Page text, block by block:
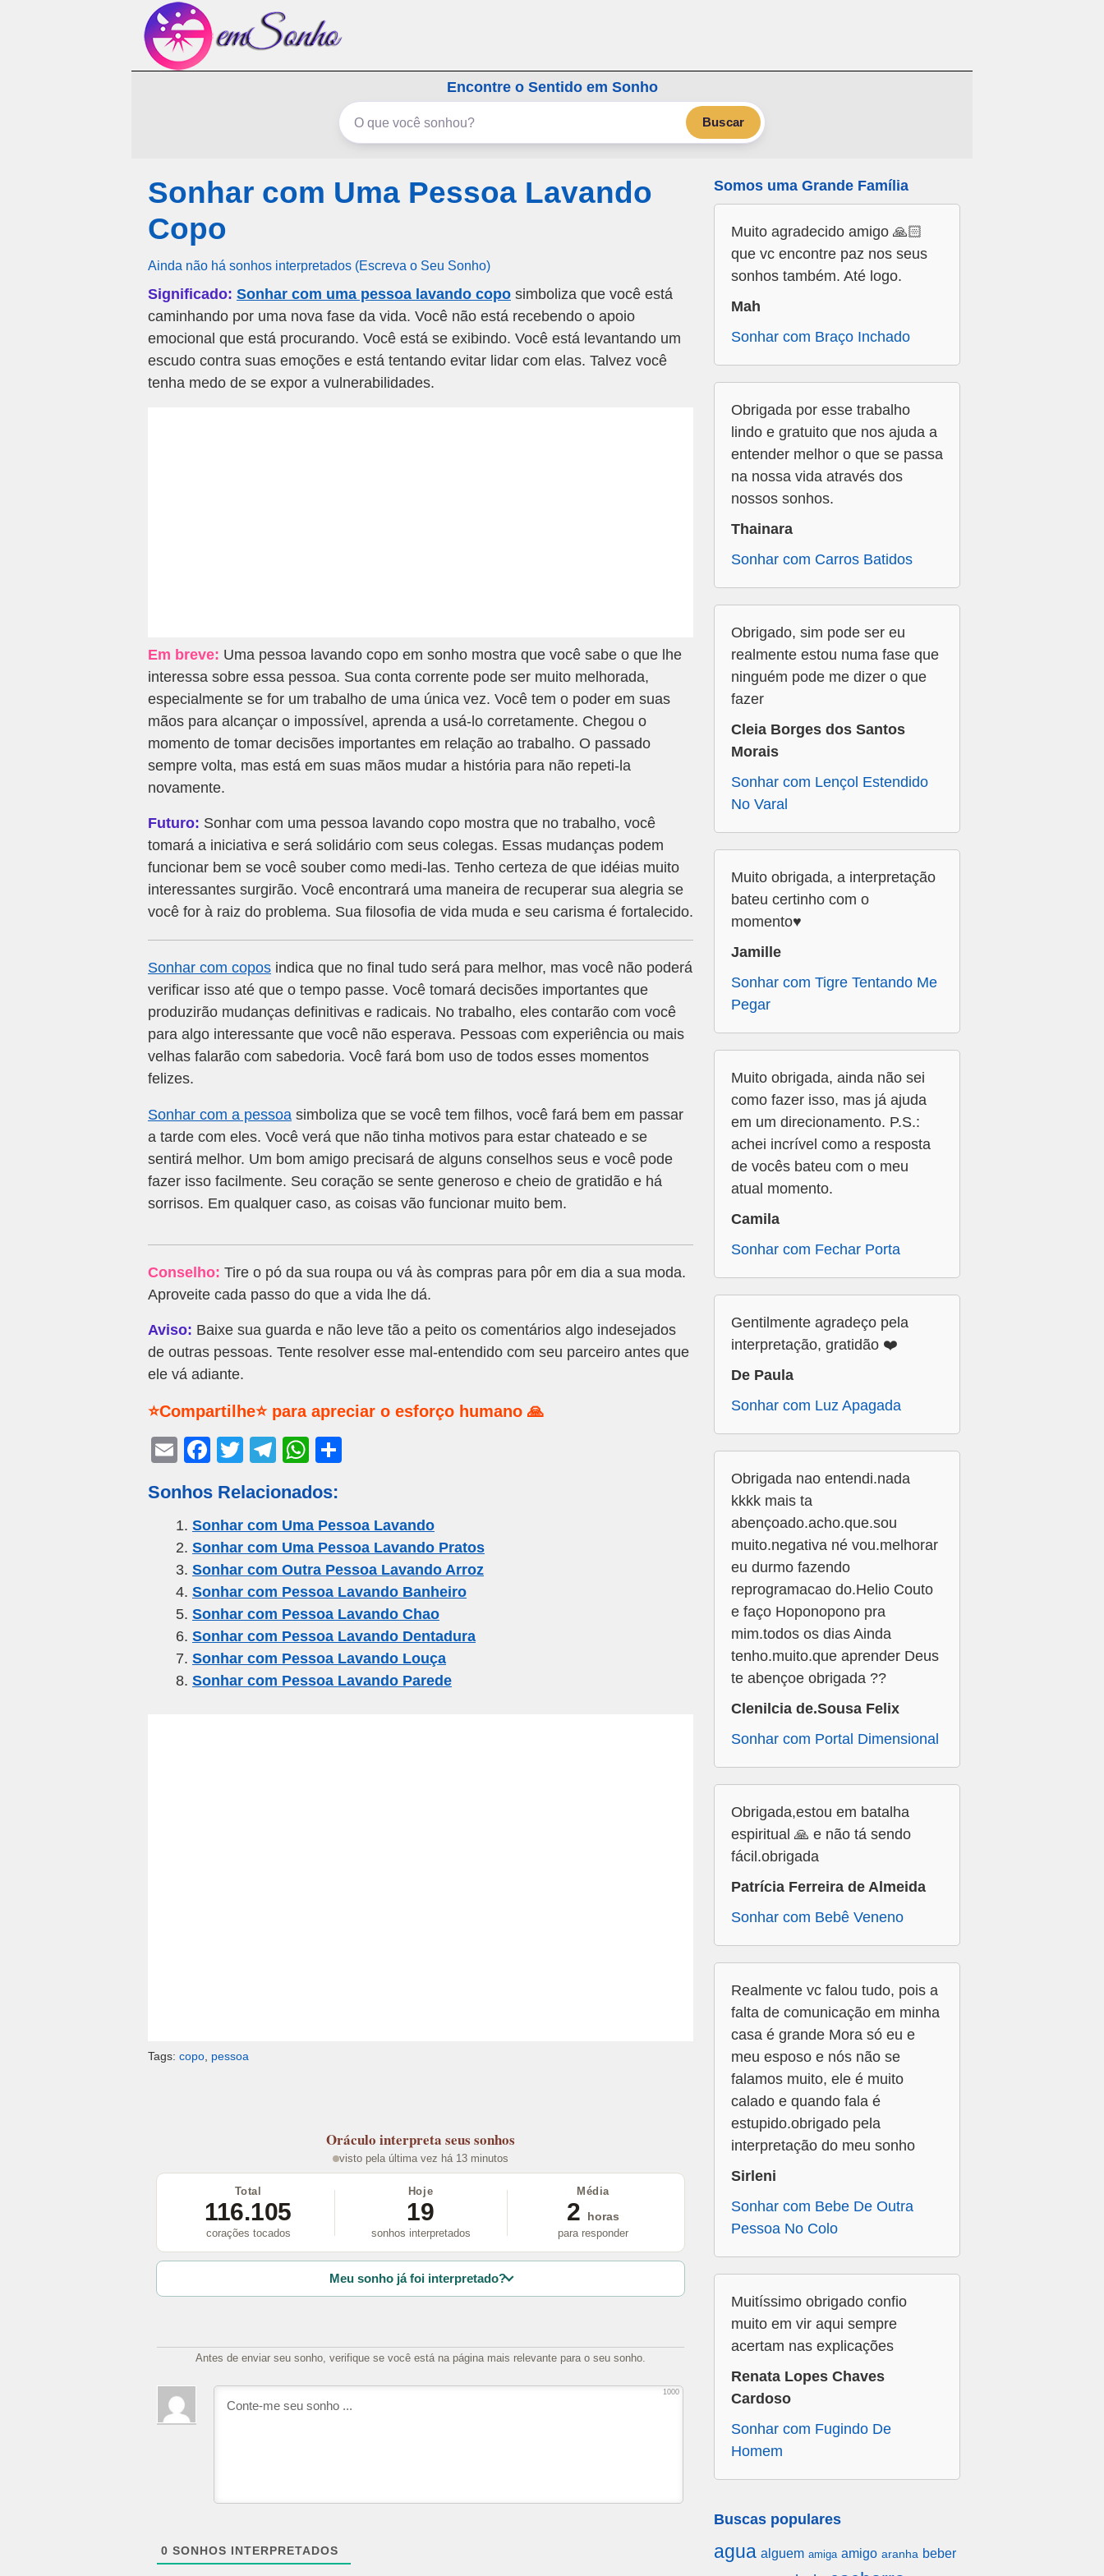
Encontre o Sentido em Sonho
Buscar
Sonhar com Uma Pessoa Lavando
Copo
Ainda não há sonhos interpretados (Escreva o Seu Sonho)
Significado: Sonhar com uma pessoa lavando copo simboliza que você está
caminhando por uma nova fase da vida. Você não está recebendo o apoio
emocional que está procurando. Você está se exibindo. Você está levantando um
escudo contra suas emoções e está tentando evitar lidar com elas. Talvez você
tenha medo de se expor a vulnerabilidades.
Em breve: Uma pessoa lavando copo em sonho mostra que você sabe o que lhe
interessa sobre essa pessoa. Sua conta corrente pode ser muito melhorada,
especialmente se for um trabalho de uma única vez. Você tem o poder em suas
mãos para alcançar o impossível, aprenda a usá-lo corretamente. Chegou o
momento de tomar decisões importantes em relação ao trabalho. O passado
sempre volta, mas está em suas mãos mudar a história para não repeti-la
novamente.
Futuro: Sonhar com uma pessoa lavando copo mostra que no trabalho, você
tomará a iniciativa e será solidário com seus colegas. Essas mudanças podem
funcionar bem se você souber como medi-las. Tenho certeza de que idéias muito
interessantes surgirão. Você encontrará uma maneira de recuperar sua alegria se
você for à raiz do problema. Sua filosofia de vida muda e seu carisma é fortalecido.
Sonhar com copos indica que no final tudo será para melhor, mas você não poderá
verificar isso até que o tempo passe. Você tomará decisões importantes que
produzirão mudanças definitivas e radicais. No trabalho, eles contarão com você
para algo interessante que você não esperava. Pessoas com experiência ou mais
velhas falarão com sabedoria. Você fará bom uso de todos esses momentos
felizes.
Sonhar com a pessoa simboliza que se você tem filhos, você fará bem em passar
a tarde com eles. Você verá que não tinha motivos para estar chateado e se
sentirá melhor. Um bom amigo precisará de alguns conselhos seus e você pode
fazer isso facilmente. Seu coração se sente generoso e cheio de gratidão e há
sorrisos. Em qualquer caso, as coisas vão funcionar muito bem.
Conselho: Tire o pó da sua roupa ou vá às compras para pôr em dia a sua moda.
Aproveite cada passo do que a vida lhe dá.
Aviso: Baixe sua guarda e não leve tão a peito os comentários algo indesejados
de outras pessoas. Tente resolver esse mal-entendido com seu parceiro antes que
ele vá adiante.
⭐Compartilhe⭐ para apreciar o esforço humano 🙏
E
ail
F
c
e
b
o
o
k
T
tt
er
T
e
gr
a
m
W
at
s
A
p
p
e
Sonhos Relacionados:
Sonhar com Uma Pessoa Lavando
Sonhar com Uma Pessoa Lavando Pratos
Sonhar com Outra Pessoa Lavando Arroz
Sonhar com Pessoa Lavando Banheiro
Sonhar com Pessoa Lavando Chao
Sonhar com Pessoa Lavando Dentadura
Sonhar com Pessoa Lavando Louça
Sonhar com Pessoa Lavando Parede
Tags: copo pessoa
Oráculo interpreta seus sonhos
visto pela última vez há 13 minutos
Total
116.105
corações tocados
Hoje
19
sonhos interpretados
Média
2
horas
para responder
Meu sonho já foi interpretado?
Antes de enviar seu sonho, verifique se você está na página mais relevante para o seu sonho.
1000
0 SONHOS INTERPRETADOS
Somos uma Grande Família
Muito agradecido amigo 🙏🏻
que vc encontre paz nos seus
sonhos também. Até logo.
Mah
Sonhar com Braço Inchado
Obrigada por esse trabalho
lindo e gratuito que nos ajuda a
entender melhor o que se passa
na nossa vida através dos
nossos sonhos.
Thainara
Sonhar com Carros Batidos
Obrigado, sim pode ser eu
realmente estou numa fase que
ninguém pode me dizer o que
fazer
Cleia Borges dos Santos
Morais
Sonhar com Lençol Estendido
No Varal
Muito obrigada, a interpretação
bateu certinho com o
momento♥️
Jamille
Sonhar com Tigre Tentando Me
Pegar
Muito obrigada, ainda não sei
como fazer isso, mas já ajuda
em um direcionamento. P.S.:
achei incrível como a resposta
de vocês bateu com o meu
atual momento.
Camila
Sonhar com Fechar Porta
Gentilmente agradeço pela
interpretação, gratidão ❤️
De Paula
Sonhar com Luz Apagada
Obrigada nao entendi.nada
kkkk mais ta
abençoado.acho.que.sou
muito.negativa né vou.melhorar
eu durmo fazendo
reprogramacao do.Helio Couto
e faço Hoponopono pra
mim.todos os dias Ainda
tenho.muito.que aprender Deus
te abençoe obrigada ??
Clenilcia de.Sousa Felix
Sonhar com Portal Dimensional
Obrigada,estou em batalha
espiritual 🙏 e não tá sendo
fácil.obrigada
Patrícia Ferreira de Almeida
Sonhar com Bebê Veneno
Realmente vc falou tudo, pois a
falta de comunicação em minha
casa é grande Mora só eu e
meu esposo e nós não se
falamos muito, ele é muito
calado e quando fala é
estupido.obrigado pela
interpretação do meu sonho
Sirleni
Sonhar com Bebe De Outra
Pessoa No Colo
Muitíssimo obrigado confio
muito em vir aqui sempre
acertam nas explicações
Renata Lopes Chaves
Cardoso
Sonhar com Fugindo De
Homem
Buscas populares
agua alguem amiga amigo aranha beber